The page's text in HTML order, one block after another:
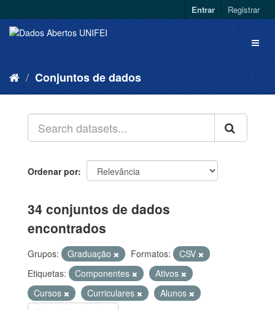
Entrar Registrar
Conjuntos de dados
Ordenar por
34 conjuntos de dados
encontrados
Grupos: Graduação Formatos:
CSV
Etiquetas:
Componentes
Ativos
Cursos
Curriculares
Alunos